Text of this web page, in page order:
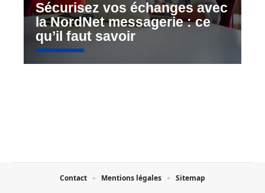
Sécurisez vos échanges avec
la NordNet messagerie : ce
qu’il faut savoir
Contact Mentions légales Sitemap